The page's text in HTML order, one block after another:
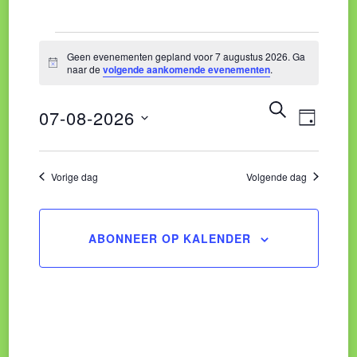
Evenementen
in
7
augustus
Bericht
Geen evenementen gepland voor 7 augustus 2026. Ga
naar devolgende aankomende evenementen.
ZOEKEN
DAG
07-08-2026
Selecteer
eenVorige dag Volgende dag
ABONNEER OP KALENDER